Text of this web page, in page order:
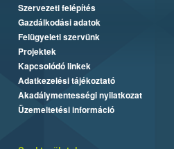
Szervezeti felépítés
Gazdálkodási adatok
Felügyeleti szervünk
Projektek
Kapcsolódó linkek
Adatkezelési tájékoztató
Akadálymentességi nyilatkozat
Üzemeltetési információ